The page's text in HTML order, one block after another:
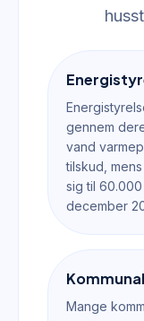
gennem
vand
tilskud,
sig til 60.000
december
Mange